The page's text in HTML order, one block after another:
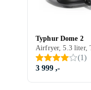
Typhur Dome 2
(1)
3 999 ,-